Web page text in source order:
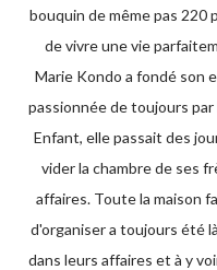
bouquin de même pas 220
de vivre une vie
Marie Kondo a fondé son
passionnée de toujours
Enfant, elle passait des
vider la chambre de ses
affaires. Toute la maison
d'organiser a toujours été
dans leurs affaires et à y